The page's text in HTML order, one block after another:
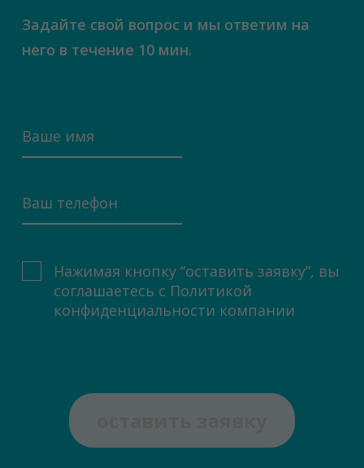
Задайте свой вопрос и мы ответим на
него в течение 10 мин.
Нажимая кнопку “оставить заявку”, вы
соглашаетесь с Политикой
конфиденциальности компании